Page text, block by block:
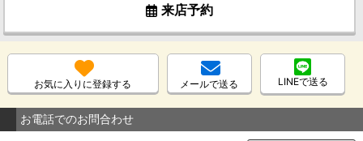
来店予約
お気に入りに登録する メールで送る LINEで送る
お電話でのお問合わせ